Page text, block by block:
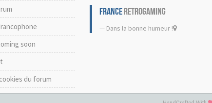
soon
du forum
FRANCERETROGAMING
Dans la bonne humeur !